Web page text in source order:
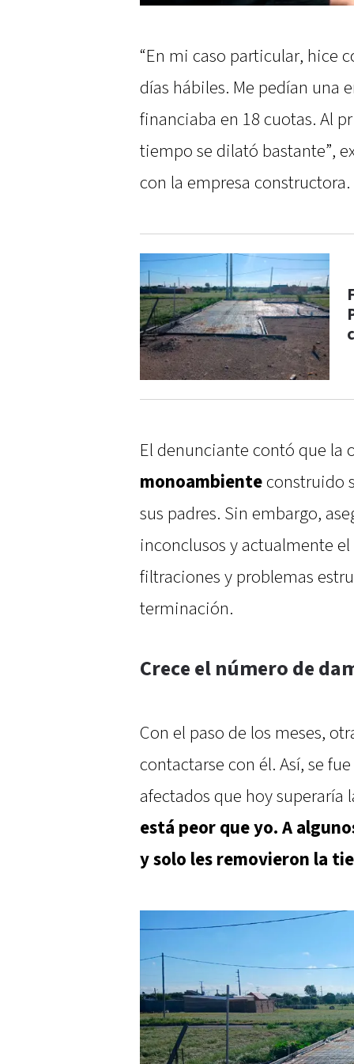
“En mi caso particular, hice
días hábiles. Me pedían una
financiaba en 18 cuotas. Al
tiempo se dilató bastante”,
con la empresa constructora.
El denunciante contó que la
monoambienteconstruido
sus padres. Sin embargo,
inconclusos y actualmente el
filtraciones y problemas
terminación.
Crece el número de
Con el paso de los meses,
contactarse con él. Así, se
afectados que hoy superaría
está peor que yo. A
y solo les removieron la